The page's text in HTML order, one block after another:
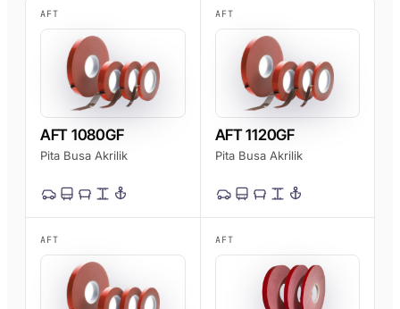
AFT
AFT 1080GF
Pita Busa Akrilik
AFT
AFT 1120GF
Pita Busa Akrilik
AFT AFT